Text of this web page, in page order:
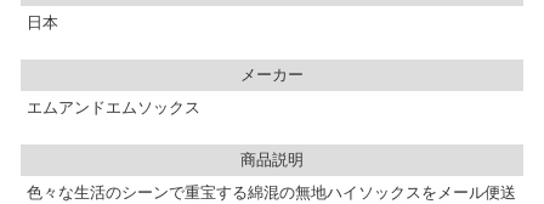
日本
メーカー
エムアンドエムソックス
商品説明
色々な生活のシーンで重宝する綿混の無地ハイソックスをメール便送